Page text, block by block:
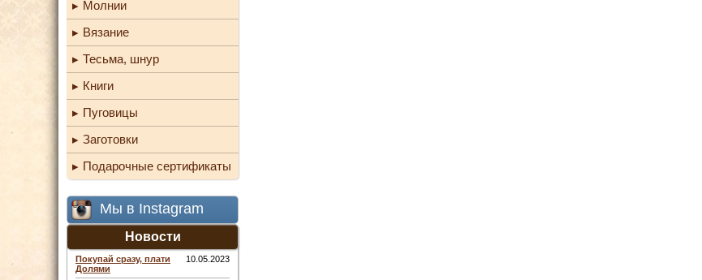
Молнии
Вязание
Тесьма, шнур
Книги
Пуговицы
Заготовки
Подарочные сертификаты
Мы в Instagram
Новости
Покупай сразу, плати
Долями
10.05.2023